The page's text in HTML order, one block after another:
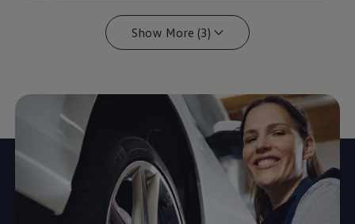
Show More (3)